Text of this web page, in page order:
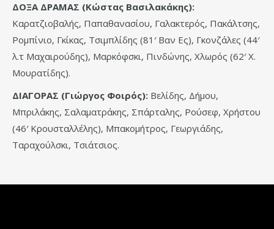
ΔΟΞΑ ΔΡΑΜΑΣ (Κώστας Βασιλακάκης):
Καρατζιοβαλής, Παπαθανασίου, Γαλακτερός, Πακάλτσης,
Ρομπίνιο, Γκίκας, Τσιμπλίδης (81′ Βαν Ες), Γκονζάλες (44′
λ.τ Μαχαιρούδης), Μαρκόφσκι, Πινδώνης, Χλωρός (62′ Χ.
Μουρατίδης).
ΔΙΑΓΟΡΑΣ (Γιώργος Φοιρός): Βελίδης, Δήμου,
Μπριλάκης, Σαλαματράκης, Σπάρταλης, Ρούσεφ, Χρήστου
(46′ Κρουσταλλέλης), Μπακομήτρος, Γεωργιάδης,
Ταραχούλσκι, Τσιάτσιος.